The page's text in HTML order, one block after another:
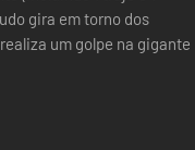
gira em torno dos
um golpe na gigante